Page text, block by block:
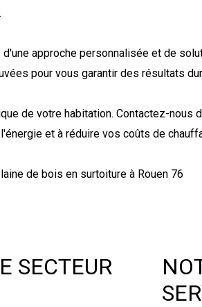
approche personnalisée et de
pour vous garantir des résultats
de votre habitation. Contactez-
et à réduire vos coûts de
de bois en surtoiture à Rouen 76
SECTEUR